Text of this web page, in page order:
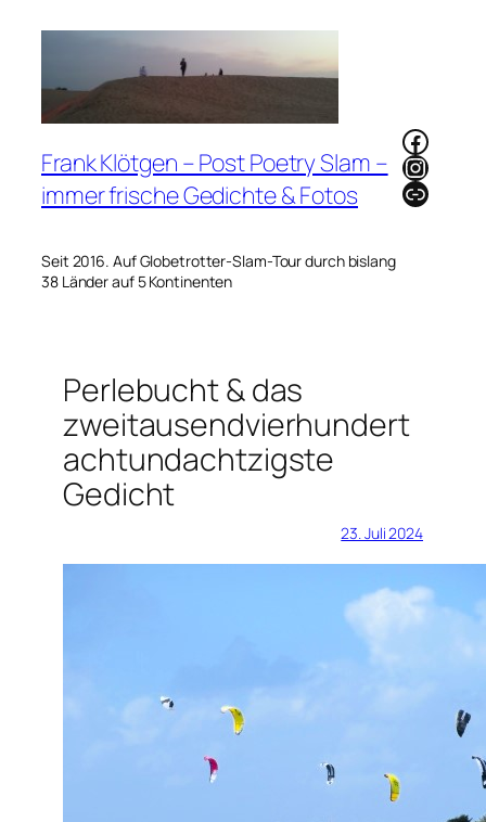
Frank Klötgen – Post Poetry Slam –
immer frische Gedichte & Fotos
Seit 2016. Auf Globetrotter-Slam-Tour durch bislang
38 Länder auf 5 Kontinenten
Link
Perlebucht & das
zweitausendvierhundert
achtundachtzigste
Gedicht
23. Juli 2024